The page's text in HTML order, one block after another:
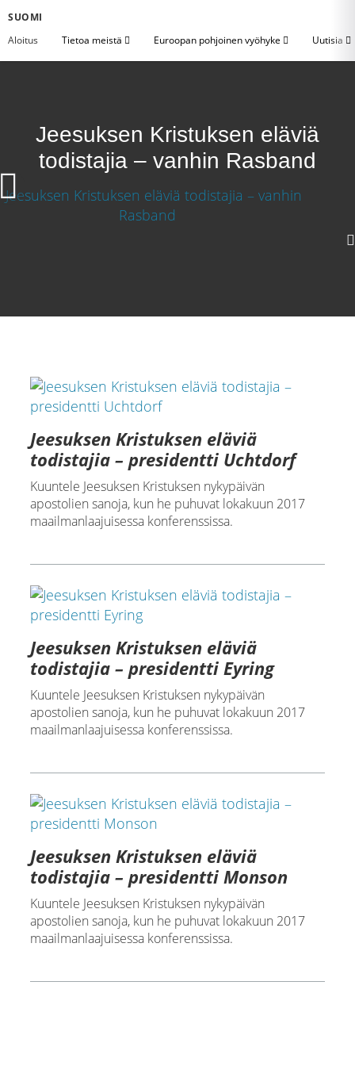
SUOMI
Aloitus
Tietoa meistä Euroopan pohjoinen vyöhyke Uutisia
Jeesuksen Kristuksen eläviä
todistajia – vanhin Rasband
Jeesuksen Kristuksen eläviä
todistajia – presidentti Uchtdorf
Kuuntele Jeesuksen Kristuksen nykypäivän
apostolien sanoja, kun he puhuvat lokakuun 2017
maailmanlaajuisessa konferenssissa.
Jeesuksen Kristuksen eläviä
todistajia – presidentti Eyring
Kuuntele Jeesuksen Kristuksen nykypäivän
apostolien sanoja, kun he puhuvat lokakuun 2017
maailmanlaajuisessa konferenssissa.
Jeesuksen Kristuksen eläviä
todistajia – presidentti Monson
Kuuntele Jeesuksen Kristuksen nykypäivän
apostolien sanoja, kun he puhuvat lokakuun 2017
maailmanlaajuisessa konferenssissa.